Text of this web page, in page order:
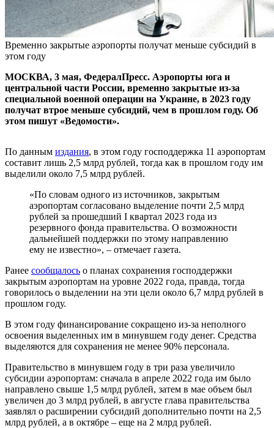
Временно закрытые аэропорты получат меньше субсидий в
этом году
МОСКВА, 3 мая, ФедералПресс. Аэропорты юга и
центральной части России, временно закрытые из-за
специальной военной операции на Украине, в 2023 году
получат втрое меньше субсидий, чем в прошлом году. Об
этом пишут «Ведомости».
По данным издания, в этом году господдержка 11 аэропортам
составит лишь 2,5 млрд рублей, тогда как в прошлом году им
выделили около 7,5 млрд рублей.
«По словам одного из источников, закрытым
аэропортам согласовано выделение почти 2,5 млрд
рублей за прошедший I квартал 2023 года из
резервного фонда правительства. О возможности
дальнейшей поддержки по этому направлению
ему не известно», – отмечает газета.
Ранее сообщалось о планах сохранения господдержки
закрытым аэропортам на уровне 2022 года, правда, тогда
говорилось о выделении на эти цели около 6,7 млрд рублей в
прошлом году.
В этом году финансирование сокращено из-за неполного
освоения выделенных им в минувшем году денег. Средства
выделяются для сохранения не менее 90% персонала.
Правительство в минувшем году в три раза увеличило
субсидии аэропортам: сначала в апреле 2022 года им было
направлено свыше 1,5 млрд рублей, затем в мае объем был
увеличен до 3 млрд рублей, в августе глава правительства
заявлял о расширении субсидий дополнительно почти на 2,5
млрд рублей, а в октябре – еще на 2 млрд рублей.